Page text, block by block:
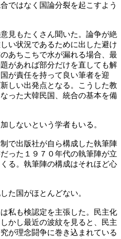
ではなく国論分裂を起こすよう
見もたくさん聞いた。論争が絶
い状況であるために出した避け
あちこちで水が漏れる場合、最
があれば部分だけを直しても解
が責任を持って良い筆者を迎
しい出発点となる。こうした教
った大韓民国、統合の基本を備
しないという学者もいる。
で出版社が自ら構成した執筆陣
った１９７０年代の執筆陣が立
る。執筆陣の構成はそれほど心
た国がほとんどない。
私も検認定を主張した。民主化
かし最近の波紋を見ると、民主
が理念闘争に巻き込まれている